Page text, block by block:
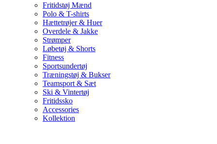
Fritidstøj Mænd
Polo & T-shirts
Hættetrøjer & Huer
Overdele & Jakke
Strømper
Løbetøj & Shorts
Fitness
Sportsundertøj
Træningstøj & Bukser
Teamsport & Sæt
Ski & Vintertøj
Fritidssko
Accessories
Kollektion